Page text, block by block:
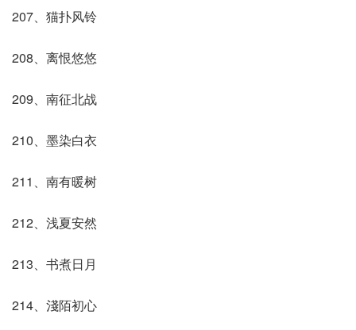
207、猫扑风铃
208、离恨悠悠
209、南征北战
210、墨染白衣
211、南有暖树
212、浅夏安然
213、书煮日月
214、淺陌初心